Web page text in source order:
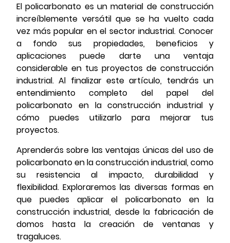
El policarbonato es un material de construcción
increíblemente versátil que se ha vuelto cada
vez más popular en el sector industrial. Conocer
a fondo sus propiedades, beneficios y
aplicaciones puede darte una ventaja
considerable en tus proyectos de construcción
industrial. Al finalizar este artículo, tendrás un
entendimiento completo del papel del
policarbonato en la construcción industrial y
cómo puedes utilizarlo para mejorar tus
proyectos.
Aprenderás sobre las ventajas únicas del uso de
policarbonato en la construcción industrial, como
su resistencia al impacto, durabilidad y
flexibilidad. Exploraremos las diversas formas en
que puedes aplicar el policarbonato en la
construcción industrial, desde la fabricación de
domos hasta la creación de ventanas y
tragaluces.